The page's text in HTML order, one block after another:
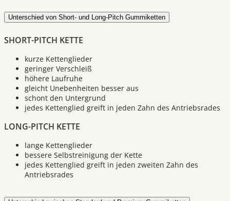
Unterschied von Short- und Long-Pitch Gummiketten
SHORT-PITCH KETTE
kurze Kettenglieder
geringer Verschleiß
höhere Laufruhe
gleicht Unebenheiten besser aus
schont den Untergrund
jedes Kettenglied greift in jeden Zahn des Antriebsrades
LONG-PITCH KETTE
lange Kettenglieder
bessere Selbstreinigung der Kette
jedes Kettenglied greift in jeden zweiten Zahn des
Antriebsrades